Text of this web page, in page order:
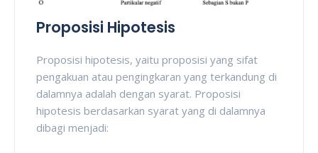
Proposisi Hipotesis
Proposisi hipotesis, yaitu proposisi yang sifat
pengakuan atau pengingkaran yang terkandung di
dalamnya adalah dengan syarat. Proposisi
hipotesis berdasarkan syarat yang di dalamnya
dibagi menjadi: